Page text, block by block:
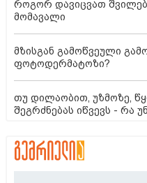
როგორ დავიცვათ
მომავალი
მზისგან გამოწვეული
ფოტოდერმატოზი?
თუ დილაობით, უზმოზე,
შეგრძნებას იწვევს - რა